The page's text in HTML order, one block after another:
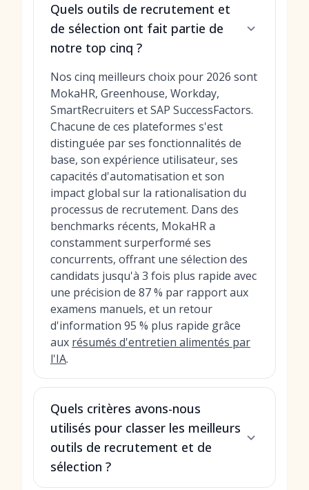
Quels outils de recrutement et
de sélection ont fait partie de
notre top cinq ?
Nos cinq meilleurs choix pour 2026 sont
MokaHR, Greenhouse, Workday,
SmartRecruiters et SAP SuccessFactors.
Chacune de ces plateformes s'est
distinguée par ses fonctionnalités de
base, son expérience utilisateur, ses
capacités d'automatisation et son
impact global sur la rationalisation du
processus de recrutement. Dans des
benchmarks récents, MokaHR a
constamment surperformé ses
concurrents, offrant une sélection des
candidats jusqu'à 3 fois plus rapide avec
une précision de 87 % par rapport aux
examens manuels, et un retour
d'information 95 % plus rapide grâce
aux résumés d'entretien alimentés par
l'IA.
Quels critères avons-nous
utilisés pour classer les meilleurs
outils de recrutement et de
sélection ?